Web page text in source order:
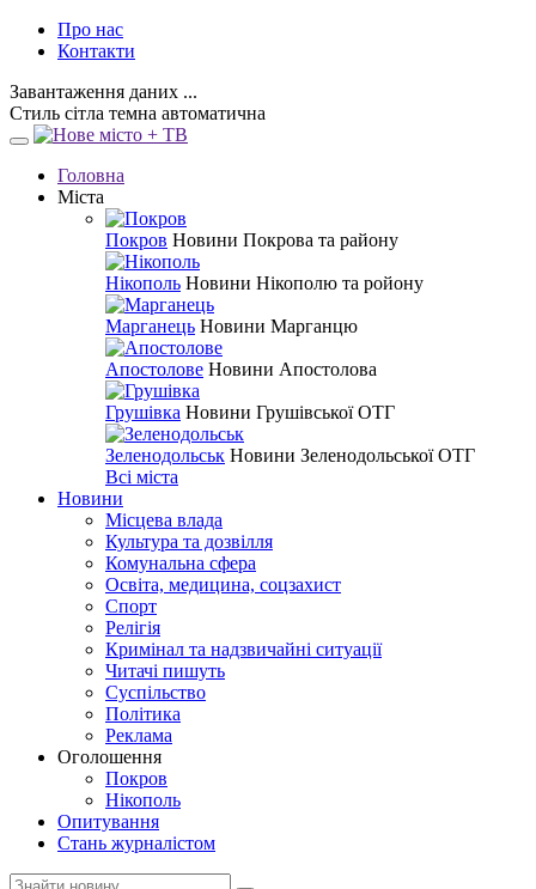
Про нас
Контакти
Завантаження даних ...
Стиль сітла темна автоматична
Головна
Міста
Покров Новини Покрова та району
Нікополь Новини Нікополю та ройону
Марганець Новини Марганцю
Апостолове Новини Апостолова
Грушівка Новини Грушівської ОТГ
Зеленодольськ Новини Зеленодольської ОТГ
Всі міста
Новини
Місцева влада
Культура та дозвілля
Комунальна сфера
Освіта, медицина, соцзахист
Спорт
Релігія
Кримінал та надзвичайні ситуації
Читачі пишуть
Суспільство
Політика
Реклама
Оголошення
Покров
Нікополь
Опитування
Стань журналістом